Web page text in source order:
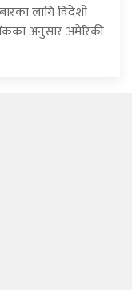
लागि विदेशी
बैंकका अनुसार अमेरिकी